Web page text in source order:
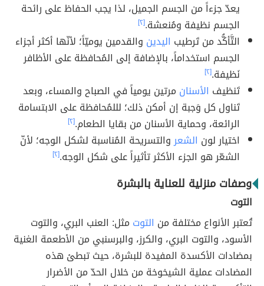
يعدّ جزءاً من الجسم الجميل، لذا يجب الحفاظ على رائحة
الجسم نظيفة ومُنعشة.[٢]
التَّأكُّد من تَرطيب اليدين والقدمين يوميّاً؛ لأنّها أكثر أجزاء
الجسم استخداماً، بالإضافة إلى المُحافظة على الأظافر
نَظيفة.[٢]
تَنظيف الأسنان مرتين يومياً في الصباح والمساء، وبعد
تَناول كل وَجبة إن أمكن ذلك؛ لللمُحافظة على الابتسامة
الرائعة، وحماية الأسنان من بقايا الطعام.[٢]
اختيار لون الشعروالتسريحة المُناسبة لشكل الوجه؛ لأنّ
الشعّر هو الجزء الأكثر تأثيراً على شكل الوجه.[٢]
وصفات منزلية للعناية بالبشرة
التوت
تُعتبر الأنواع مختلفة من التوت مثل: العنب البري، والتوت
الأسود، والتوت البري، والكرز، والبرسنبي من الأطعمة الغنية
بمضادات الأكسدة المفيدة للبشرة، حيث تبطئ هذه
المضادات عملية الشيخوخة من خلال الحدّ من الأضرار